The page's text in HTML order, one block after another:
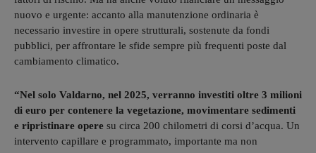
nuovo e urgente: accanto alla manutenzione ordinaria è
necessario investire in opere strutturali, sostenute da fondi
pubblici, per affrontare le sfide sempre più frequenti poste dal
cambiamento climatico.
“Nel solo Valdarno, nel 2025, verranno investiti oltre 3 milioni
di euro per contenere la vegetazione, movimentare sedimenti
e ripristinare opere su circa 200 chilometri di corsi d’acqua. Un
intervento capillare e programmato, importante ma non